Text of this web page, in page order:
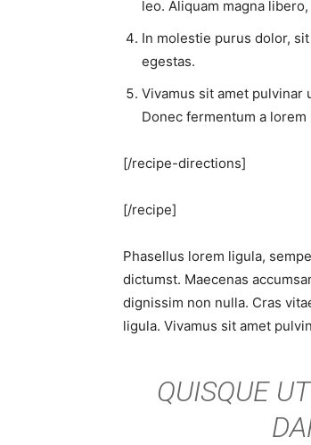
leo. Aliquam magna
In molestie purus dolor,
egestas.
Vivamus sit amet pulvinar
Donec fermentum a
[/recipe-directions]
[/recipe]
Phasellus lorem ligula,
dictumst. Maecenas
dignissim non nulla. Cras
ligula. Vivamus sit amet
QUISQUE